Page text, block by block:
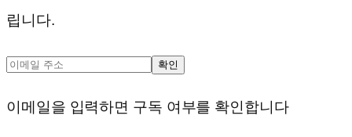
립니다.
확인
이메일을 입력하면 구독 여부를 확인합니다